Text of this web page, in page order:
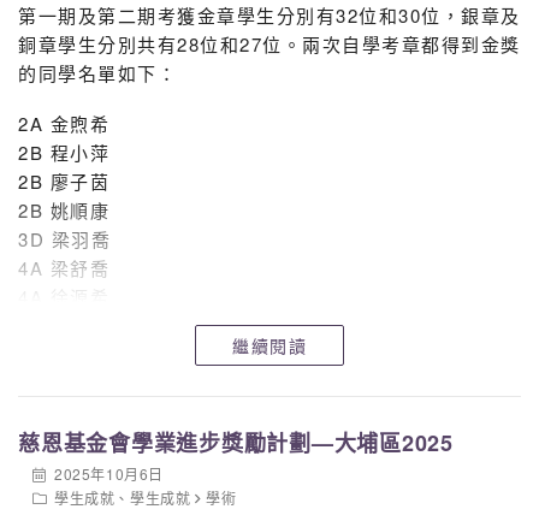
續積極參與校内外比賽。其他同學也以臺上同學為榜樣，
把握機會，勇於嘗試。
第一期及第二期考獲金章學生分別有32位和30位，銀章及
銅章學生分別共有28位和27位。兩次自學考章都得到金獎
的同學名單如下：
2A 金煦希
2B 程小萍
2B 廖子茵
2B 姚順康
3D 梁羽喬
4A 梁舒喬
老師能見證學生自學的精神，勇於挑戰自我，努力求進，
實在可喜可賀，盼望此自學不倦的精神能繼續發展。
繼續閱讀
慈恩基金會學業進步獎勵計劃—大埔區2025
2025年10月6日
學生成就 、學生成就 學術